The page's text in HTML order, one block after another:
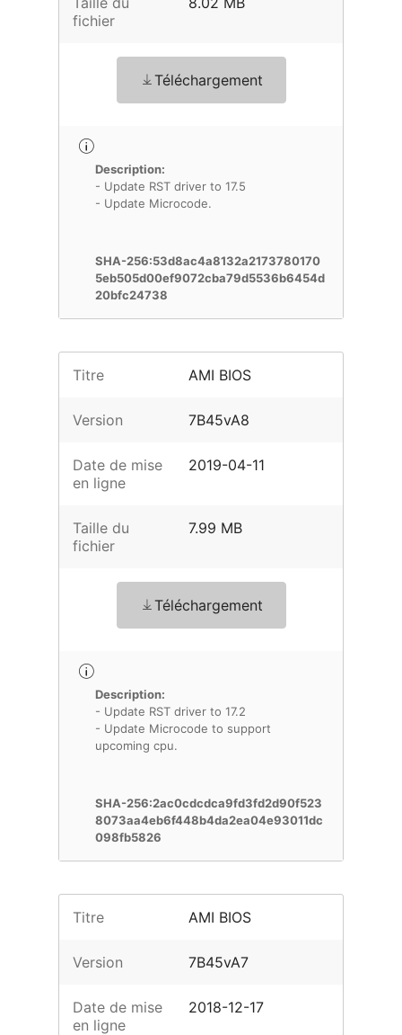
fichier
Téléchargement
Description:
- Update RST driver to 17.5
- Update Microcode.
SHA-256:53d8ac4a8132a2173780170
5eb505d00ef9072cba79d5536b6454d
20bfc24738
Titre AMI BIOS
Version 7B45vA8
Date de mise
en ligne
2019-04-11
Taille du
fichier
7.99 MB
Téléchargement
Description:
- Update RST driver to 17.2
- Update Microcode to support
upcoming cpu.
SHA-256:2ac0cdcdca9fd3fd2d90f523
8073aa4eb6f448b4da2ea04e93011dc
098fb5826
Titre AMI BIOS
Version 7B45vA7
Date de mise
en ligne
2018-12-17